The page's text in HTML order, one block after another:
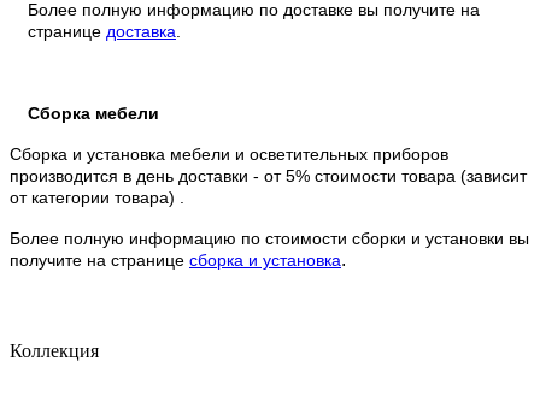
Более полную информацию по доставке вы получите на
странице доставка.
Сборка мебели
Сборка и установка мебели и осветительных приборов
производится в день доставки - от 5% стоимости товара (зависит
от категории товара) .
Более полную информацию по стоимости сборки и установки вы
получите на странице сборка и установка.
Коллекция